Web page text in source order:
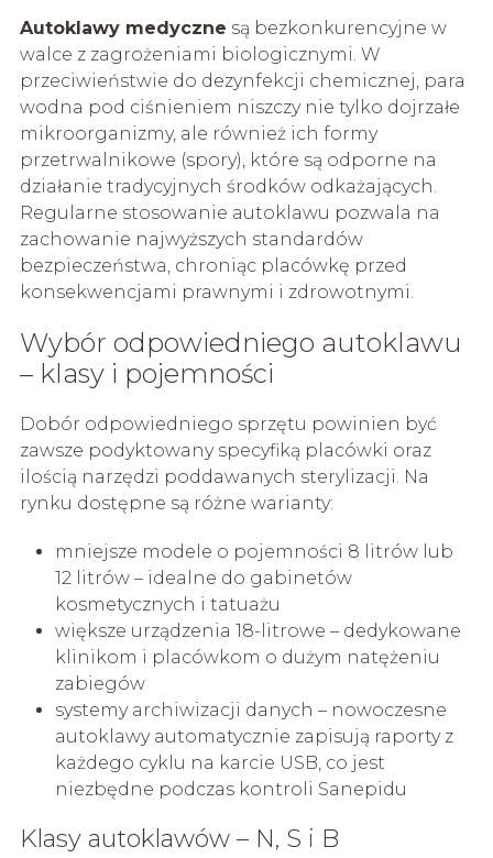
Autoklawy medyczne są bezkonkurencyjne w
walce z zagrożeniami biologicznymi. W
przeciwieństwie do dezynfekcji chemicznej, para
wodna pod ciśnieniem niszczy nie tylko dojrzałe
mikroorganizmy, ale również ich formy
przetrwalnikowe (spory), które są odporne na
działanie tradycyjnych środków odkażających.
Regularne stosowanie autoklawu pozwala na
zachowanie najwyższych standardów
bezpieczeństwa, chroniąc placówkę przed
konsekwencjami prawnymi i zdrowotnymi.
Wybór odpowiedniego autoklawu
– klasy i pojemności
Dobór odpowiedniego sprzętu powinien być
zawsze podyktowany specyfiką placówki oraz
ilością narzędzi poddawanych sterylizacji. Na
rynku dostępne są różne warianty:
mniejsze modele o pojemności 8 litrów lub
12 litrów – idealne do gabinetów
kosmetycznych i tatuażu
większe urządzenia 18-litrowe – dedykowane
klinikom i placówkom o dużym natężeniu
zabiegów
systemy archiwizacji danych – nowoczesne
autoklawy automatycznie zapisują raporty z
każdego cyklu na karcie USB, co jest
niezbędne podczas kontroli Sanepidu
Klasy autoklawów – N, S i B